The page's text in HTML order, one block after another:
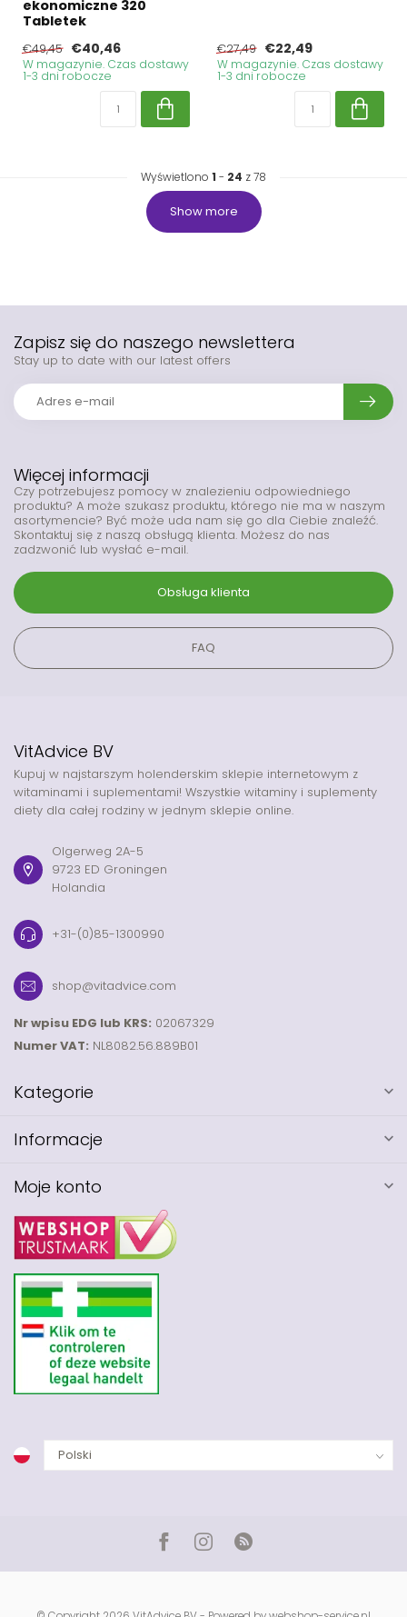
ekonomiczne 320
Tabletek
€49,45 €40,46
W magazynie. Czas dostawy
1-3 dni robocze
€27,49 €22,49
W magazynie. Czas dostawy
1-3 dni robocze
Wyświetlono 1 - 24 z 78
Show more
Więcej informacji
Czy potrzebujesz pomocy w znalezieniu odpowiedniego
produktu? A może szukasz produktu, którego nie ma w naszym
asortymencie? Być może uda nam się go dla Ciebie znaleźć.
Skontaktuj się z naszą obsługą klienta. Możesz do nas
zadzwonić lub wysłać e-mail.
Obsługa klienta
FAQ
Zapisz się do naszego newslettera
Stay up to date with our latest offers
VitAdvice BV
Kupuj w najstarszym holenderskim sklepie internetowym z
witaminami i suplementami! Wszystkie witaminy i suplementy
diety dla całej rodziny w jednym sklepie online.
Olgerweg 2A-5
9723 ED Groningen
Holandia
+31-(0)85-1300990
shop@vitadvice.com
Nr wpisu EDG lub KRS: 02067329
Numer VAT: NL8082.56.889B01
Kategorie
Informacje
Moje konto